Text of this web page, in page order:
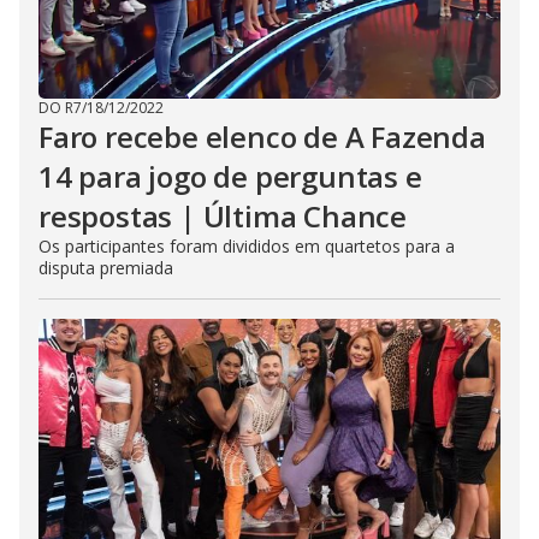
DO R7/18/12/2022
Faro recebe elenco de A Fazenda
14 para jogo de perguntas e
respostas | Última Chance
Os participantes foram divididos em quartetos para a
disputa premiada